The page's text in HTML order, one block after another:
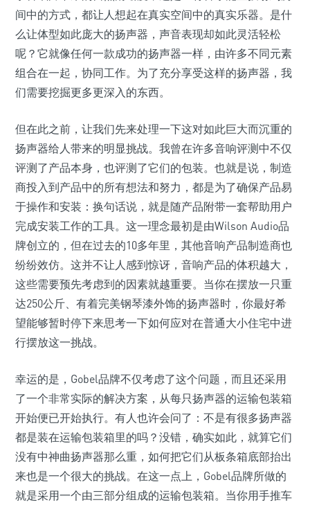
间中的方式，都让人想起在真实空间中的真实乐器。是什
么让体型如此庞大的扬声器，声音表现却如此灵活轻松
呢？它就像任何一款成功的扬声器一样，由许多不同元素
组合在一起，协同工作。为了充分享受这样的扬声器，我
们需要挖掘更多更深入的东西。
但在此之前，让我们先来处理一下这对如此巨大而沉重的
扬声器给人带来的明显挑战。我曾在许多音响评测中不仅
评测了产品本身，也评测了它们的包装。也就是说，制造
商投入到产品中的所有想法和努力，都是为了确保产品易
于操作和安装：换句话说，就是随产品附带一套帮助用户
完成安装工作的工具。这一理念最初是由Wilson Audio品
牌创立的，但在过去的10多年里，其他音响产品制造商也
纷纷效仿。这并不让人感到惊讶，音响产品的体积越大，
这些需要预先考虑到的因素就越重要。当你在摆放一只重
达250公斤、有着完美钢琴漆外饰的扬声器时，你最好希
望能够暂时停下来思考一下如何应对在普通大小住宅中进
行摆放这一挑战。
幸运的是，Gobel品牌不仅考虑了这个问题，而且还采用
了一个非常实际的解决方案，从每只扬声器的运输包装箱
开始便已开始执行。有人也许会问了：不是有很多扬声器
都是装在运输包装箱里的吗？没错，确实如此，就算它们
没有中神曲扬声器那么重，如何把它们从板条箱底部抬出
来也是一个很大的挑战。在这一点上，Gobel品牌所做的
就是采用一个由三部分组成的运输包装箱。当你用手推车